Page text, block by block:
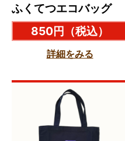
ふくてつエコバッグ
850円 （税込）
詳細をみる